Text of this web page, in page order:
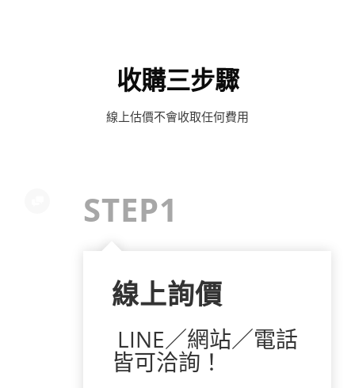
收購三步驟
線上估價不會收取任何費用
STEP1
線上詢價
LINE／網站／電話
皆可洽詢！